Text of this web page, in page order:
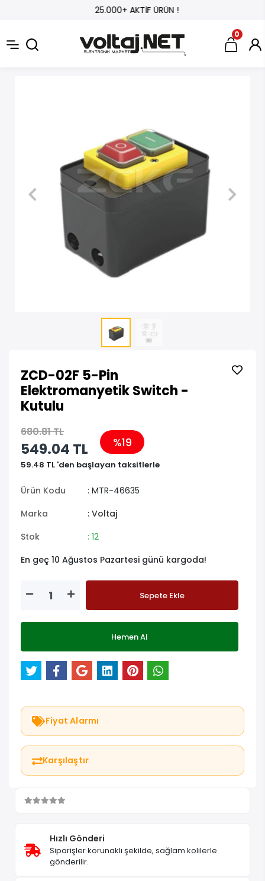
25.000+ AKTİF ÜRÜN !
0
ZCD-02F 5-Pin
Elektromanyetik Switch -
Kutulu
680.81 TL
549.04 TL %19
59.48 TL 'den başlayan taksitlerle
Ürün Kodu
: MTR-46635
Marka
: Voltaj
Stok
: 12
En geç 10 Ağustos Pazartesi günü kargoda!
Sepete Ekle
Hemen Al
Fiyat Alarmı
Karşılaştır
Hızlı Gönderi
Siparişler korunaklı şekilde, sağlam kolilerle
gönderilir.